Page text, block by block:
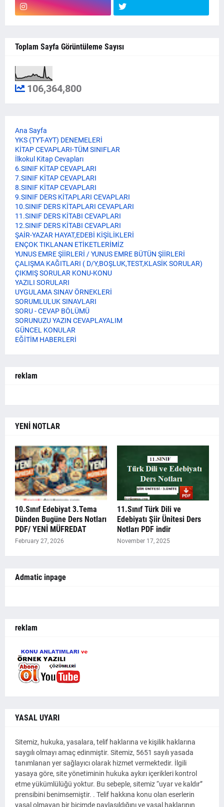
Toplam Sayfa Görüntüleme Sayısı
106,364,800
Ana Sayfa
YKS (TYT-AYT) DENEMELERİ
KİTAP CEVAPLARI-TÜM SINIFLAR
İlkokul Kitap Cevapları
6.SINIF KİTAP CEVAPLARI
7.SINIF KİTAP CEVAPLARI
8.SINIF KİTAP CEVAPLARI
9.SINIF DERS KİTAPLARI CEVAPLARI
10.SINIF DERS KİTAPLARI CEVAPLARI
11.SINIF DERS KİTABI CEVAPLARI
12.SINIF DERS KİTABI CEVAPLARI
ŞAİR-YAZAR HAYAT,EDEBİ KİŞİLİKLERİ
ENÇOK TIKLANAN ETİKETLERİMİZ
YUNUS EMRE ŞİİRLERİ / YUNUS EMRE BÜTÜN ŞİİRLERİ
ÇALIŞMA KAĞITLARI ( D/Y,BOŞLUK,TEST,KLASİK SORULAR)
ÇIKMIŞ SORULAR KONU-KONU
YAZILI SORULARI
UYGULAMA SINAV ÖRNEKLERİ
SORUMLULUK SINAVLARI
SORU - CEVAP BÖLÜMÜ
SORUNUZU YAZIN CEVAPLAYALIM
GÜNCEL KONULAR
EĞİTİM HABERLERİ
reklam
YENİ NOTLAR
10.Sınıf Edebiyat 3.Tema
Dünden Bugüne Ders Notları
PDF/ YENİ MÜFREDAT
February 27, 2026
11.Sınıf Türk Dili ve
Edebiyatı Şiir Ünitesi Ders
Notları PDF indir
November 17, 2025
Admatic inpage
reklam
YASAL UYARI
Sitemiz, hukuka, yasalara, telif haklarına ve kişilik haklarına
saygılı olmayı amaç edinmiştir. Sitemiz, 5651 sayılı yasada
tanımlanan yer sağlayıcı olarak hizmet vermektedir. İlgili
yasaya göre, site yönetiminin hukuka aykırı içerikleri kontrol
etme yükümlülüğü yoktur. Bu sebeple, sitemiz “uyar ve kaldır”
prensibini benimsemiştir. . Telif hakkına konu olan eserlerin
yasal olmayan bir biçimde paylaşıldığını ve yasal haklarının